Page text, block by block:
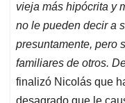
vieja más hipócrita y
no le pueden decir a
presuntamente, pero
familiares de otros.
finalizó Nicolás que